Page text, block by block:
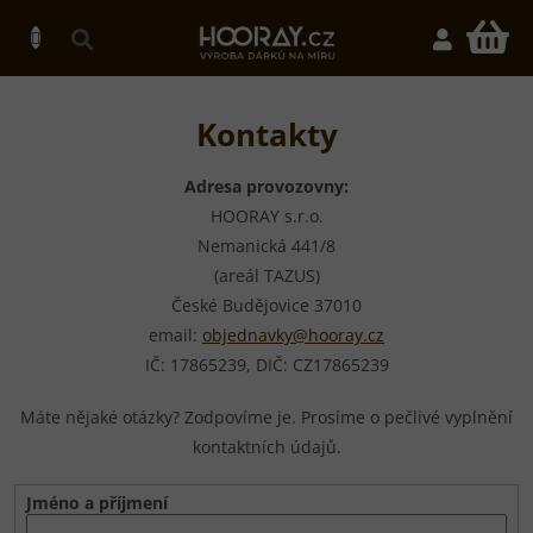
obsah
Kontakty
Adresa provozovny:
HOORAY s.r.o.
Nemanická 441/8
(areál TAZUS)
České Budějovice 37010
email: objednavky@hooray.cz
IČ: 17865239, DIČ: CZ17865239
Máte nějaké otázky? Zodpovíme je. Prosíme o pečlivé vyplnění
kontaktních údajů.
Jméno a příjmení